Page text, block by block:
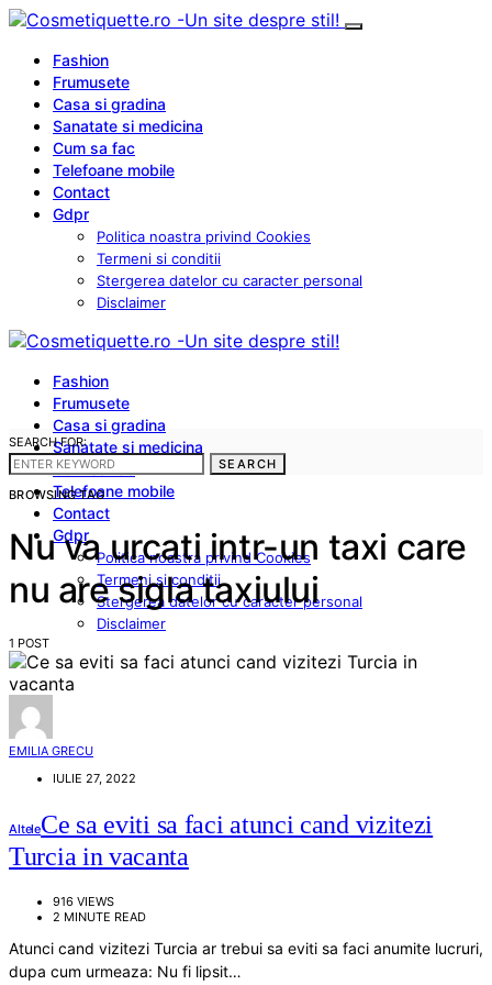
Fashion
Frumusete
Casa si gradina
Sanatate si medicina
Cum sa fac
Telefoane mobile
Contact
Gdpr
Politica noastra privind Cookies
Termeni si conditii
Stergerea datelor cu caracter personal
Disclaimer
Fashion
Frumusete
Casa si gradina
Sanatate si medicina
Cum sa fac
Telefoane mobile
Contact
Gdpr
Politica noastra privind Cookies
Termeni si conditii
Stergerea datelor cu caracter personal
Disclaimer
SEARCH FOR:
SEARCH
BROWSING TAG
Nu va urcati intr-un taxi care
nu are sigla taxiului
1 POST
EMILIA GRECU
IULIE 27, 2022
AlteleCe sa eviti sa faci atunci cand vizitezi
Turcia in vacanta
916 VIEWS
2 MINUTE READ
Atunci cand vizitezi Turcia ar trebui sa eviti sa faci anumite lucruri,
dupa cum urmeaza: Nu fi lipsit…